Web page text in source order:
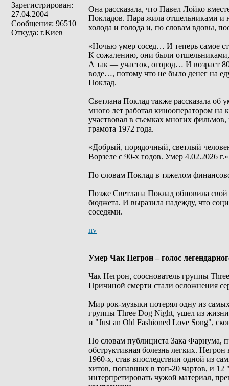
Зарегистрирован:
27.04.2004
Сообщения: 96510
Откуда: г.Киев
Она рассказала, что Павел Лойко
Покладов. Пара жила отшельниками и
холода и голода и, по словам вдовы,
«Ночью умер сосед… И теперь самое
К сожалению, они были
А так — участок, огород… И возраст
воде…, потому что не было денег на
Поклад.
Светлана Поклад также рассказала
много лет работал кинооператором
участвовал в съемках многих
грамота 1972 года.
«Добрый, порядочный, светлый
Ворзеле с 90-х годов. Умер 4.02.2026
По словам Поклад в тяжелом
Позже Светлана Поклад обновила свой
бюджета. И выразила надежду, что
соседями.
nv
Умер Чак Негрон – голос
Чак Негрон, сооснователь группы
Причиной смерти стали осложнения
Мир рок-музыки потерял одну из
группы Three Dog Night, ушел из жизни
и "Just an Old Fashioned Love Song",
По словам публициста Зака Фарнума,
обструктивная болезнь легких.
1960-х, став впоследствии одной из
хитов, попавших в топ-20 чартов, и 12
интерпретировать чужой материал,